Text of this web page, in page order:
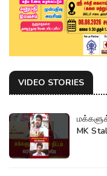
VIDEO STORIES
MK